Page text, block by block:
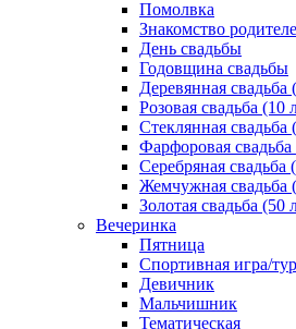
Помолвка
Знакомство
День свадьбы
Годовщина свадьбы
Деревянная свадьба
Розовая свадьба (10
Стеклянная свадьба
Фарфоровая свадьба
Серебряная свадьба
Жемчужная свадьба
Золотая свадьба (50
Вечеринка
Пятница
Спортивная игра/
Девичник
Мальчишник
Тематическая